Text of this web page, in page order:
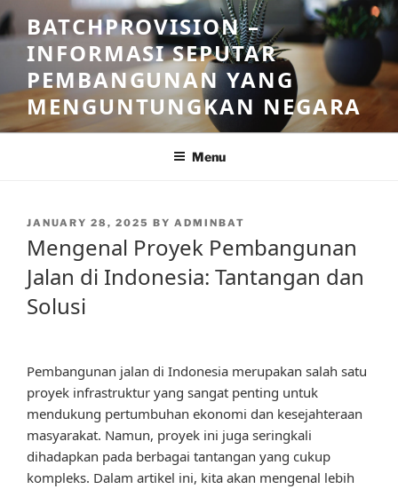
Skip
to
content
BATCHPROVISION –
INFORMASI SEPUTAR
PEMBANGUNAN YANG
MENGUNTUNGKAN NEGARA
Menu
POSTED
JANUARY 28, 2025 BY ADMINBAT
Mengenal Proyek Pembangunan
Jalan di Indonesia: Tantangan dan
Solusi
Pembangunan jalan di Indonesia merupakan salah satu
proyek infrastruktur yang sangat penting untuk
mendukung pertumbuhan ekonomi dan kesejahteraan
masyarakat. Namun, proyek ini juga seringkali
dihadapkan pada berbagai tantangan yang cukup
kompleks. Dalam artikel ini, kita akan mengenal lebih